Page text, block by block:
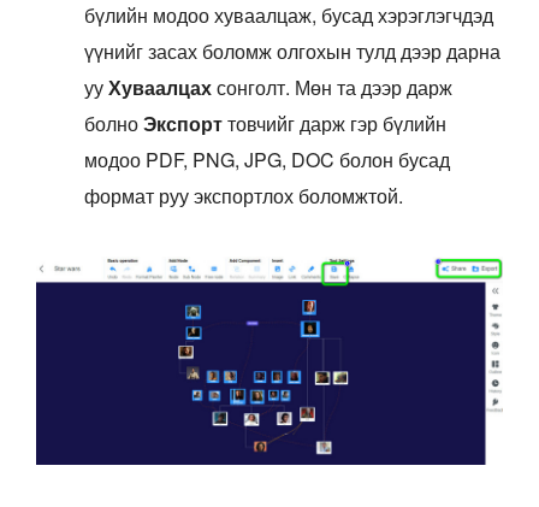
бүлийн модоо хуваалцаж, бусад хэрэглэгчдэд
үүнийг засах боломж олгохын тулд дээр дарна
ууХуваалцахсонголт. Мөн та дээр дарж
болноЭкспорттовчийг дарж гэр бүлийн
модоо PDF, PNG, JPG, DOC болон бусад
формат руу экспортлох боломжтой.